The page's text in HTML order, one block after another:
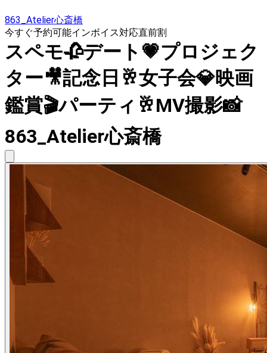
863_Atelier心斎橋
今すぐ予約可能インボイス対応直前割
スペモ🥀デート💗プロジェク
ター🎥記念日🥂女子会💎映画
鑑賞🎬️パーティ🥂MV撮影📸
863_Atelier心斎橋